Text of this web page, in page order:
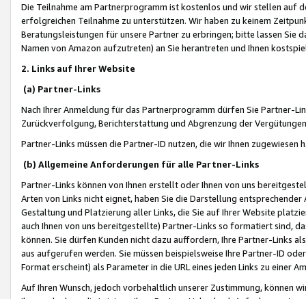
Die Teilnahme am Partnerprogramm ist kostenlos und wir stellen auf
erfolgreichen Teilnahme zu unterstützen. Wir haben zu keinem
Beratungsleistungen für unsere Partner zu erbringen; bitte lassen Sie
Namen von Amazon aufzutreten) an Sie herantreten und Ihnen
2. Links auf Ihrer Website
(a) Partner-Links
Nach Ihrer Anmeldung für das Partnerprogramm dürfen Sie Partner-
Zurückverfolgung, Berichterstattung und Abgrenzung der
Partner-Links müssen die Partner-ID nutzen, die wir Ihnen zugewiesen
(b) Allgemeine Anforderungen für alle Partner-Links
Partner-Links können von Ihnen erstellt oder Ihnen von uns
Arten von Links nicht eignet, haben Sie die Darstellung
Gestaltung und Platzierung aller Links, die Sie auf Ihrer Website
auch Ihnen von uns bereitgestellte) Partner-Links so formatiert sind,
können. Sie dürfen Kunden nicht dazu auffordern, Ihre Partner-Links
aus aufgerufen werden. Sie müssen beispielsweise Ihre Partner-ID
Format erscheint) als Parameter in die URL eines jeden Links zu einer
Auf Ihren Wunsch, jedoch vorbehaltlich unserer Zustimmung, können